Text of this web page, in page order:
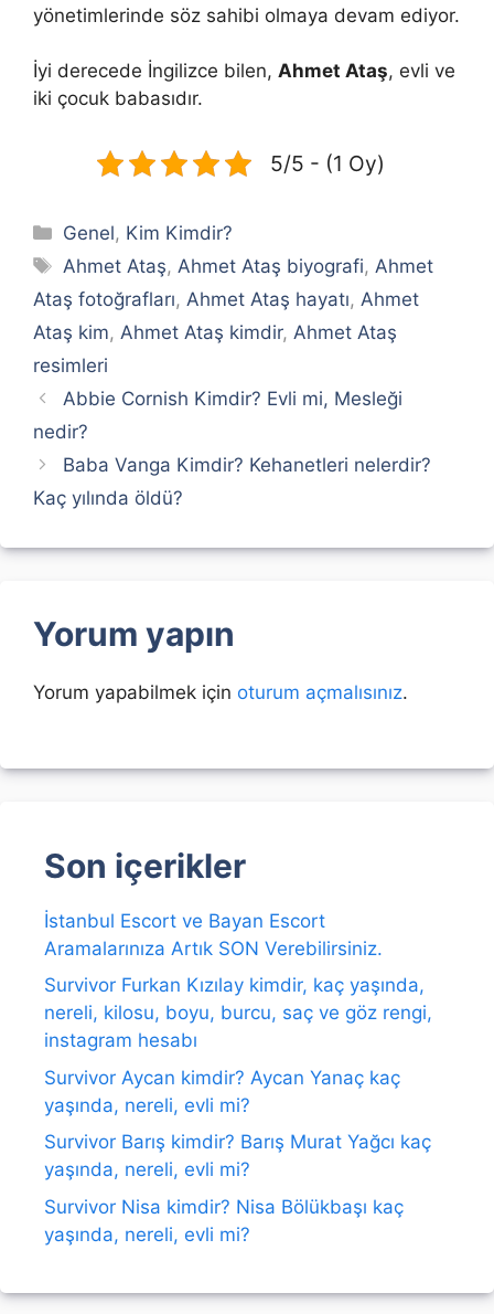
yönetimlerinde söz sahibi olmaya devam ediyor.
İyi derecede İngilizce bilen, Ahmet Ataş, evli ve
iki çocuk babasıdır.
5/5 - (1 Oy)
Kategoriler
Genel, Kim Kimdir?
Etiketler
Ahmet Ataş,Ahmet Ataş biyografi,Ahmet
Ataş fotoğrafları, Ahmet Ataş hayatı, Ahmet
Ataş kim, Ahmet Ataş kimdir, Ahmet Ataş
resimleri
Abbie Cornish Kimdir? Evli mi, Mesleği
nedir?
Baba Vanga Kimdir? Kehanetleri nelerdir?
Kaç yılında öldü?
Yorum yapın
Yorum yapabilmek için oturum açmalısınız.
Son içerikler
İstanbul Escort ve Bayan Escort
Aramalarınıza Artık SON Verebilirsiniz.
Survivor Furkan Kızılay kimdir, kaç yaşında,
nereli, kilosu, boyu, burcu, saç ve göz rengi,
instagram hesabı
Survivor Aycan kimdir? Aycan Yanaç kaç
yaşında, nereli, evli mi?
Survivor Barış kimdir? Barış Murat Yağcı kaç
yaşında, nereli, evli mi?
Survivor Nisa kimdir? Nisa Bölükbaşı kaç
yaşında, nereli, evli mi?